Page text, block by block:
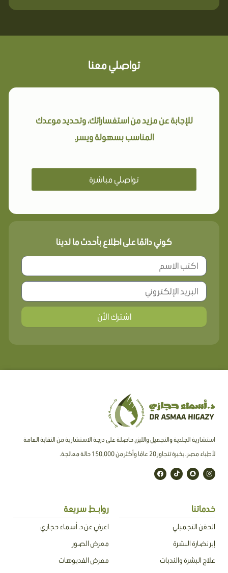
تواصلي معنا
للإجابة عن مزيد من استفساراتك، وتحديد موعدك
المناسب بسهولة ويسر.
تواصلي مباشرة
كوني دائمًا على اطلاع بأحدث ما لدينا
اشترك الأن
استشارية الجلدية والتجميل والليزر، حاصلة على درجة الاستشارية من النقابة العامة
لأطباء مصر ، بخبرة تتجاوز 20 عامًا وأكثر من 150,000 حالة معالجة.
I
n
s
a
S
n
a
a
t
T
i
k
F
a
c
خدماتنا
الحقن التجميلي
إبر نضارة البشرة
علاج البشرة والندبات
روابـط سريعة
اعرفي عن د. أسماء حجازي
معرض الصور
معرض الفديوهات